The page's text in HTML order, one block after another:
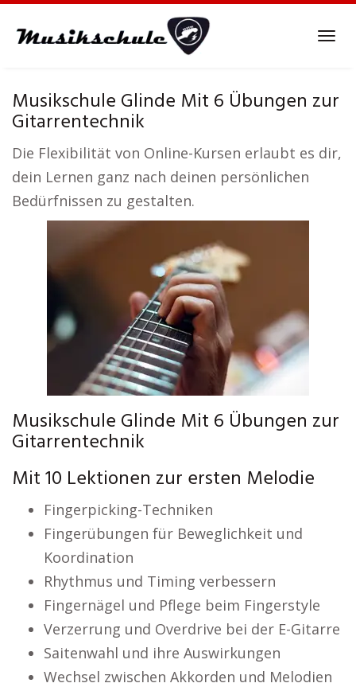
Musikschule Glinde Mit 6 Übungen zur
Gitarrentechnik
Die Flexibilität von Online-Kursen erlaubt es dir,
dein Lernen ganz nach deinen persönlichen
Bedürfnissen zu gestalten.
Musikschule Glinde Mit 6 Übungen zur
Gitarrentechnik
Mit 10 Lektionen zur ersten Melodie
Fingerpicking-Techniken
Fingerübungen für Beweglichkeit und
Koordination
Rhythmus und Timing verbessern
Fingernägel und Pflege beim Fingerstyle
Verzerrung und Overdrive bei der E-Gitarre
Saitenwahl und ihre Auswirkungen
Wechsel zwischen Akkorden und Melodien